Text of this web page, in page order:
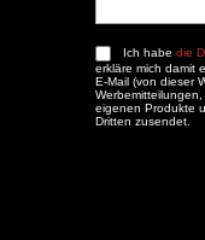
Ich habe die
erkläre mich damit
E-Mail (von dieser
eigenen Produkte
Dritten zusendet.